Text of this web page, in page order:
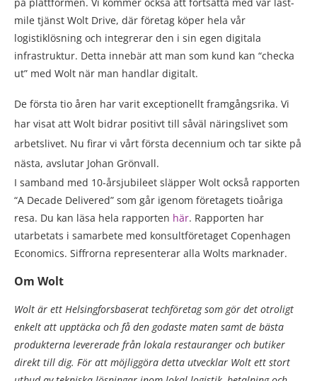
mile tjänst Wolt Drive, där företag köper hela vår
logistiklösning och integrerar den i sin egen digitala
infrastruktur. Detta innebär att man som kund kan “checka
ut” med Wolt när man handlar digitalt.
De första tio åren har varit exceptionellt framgångsrika. Vi
har visat att Wolt bidrar positivt till såväl näringslivet som
arbetslivet. Nu firar vi vårt första decennium och tar sikte på
nästa, avslutar Johan Grönvall.
I samband med 10-årsjubileet släpper Wolt också rapporten
“A Decade Delivered” som går igenom företagets tioåriga
resa. Du kan läsa hela rapporten här. Rapporten har
utarbetats i samarbete med konsultföretaget Copenhagen
Economics. Siffrorna representerar alla Wolts marknader.
Om Wolt
Wolt är ett Helsingforsbaserat techföretag som gör det otroligt
enkelt att upptäcka och få den godaste maten samt de bästa
produkterna levererade från lokala restauranger och butiker
direkt till dig. För att möjliggöra detta utvecklar Wolt ett stort